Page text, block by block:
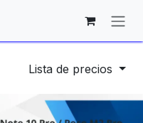
Lista de precios